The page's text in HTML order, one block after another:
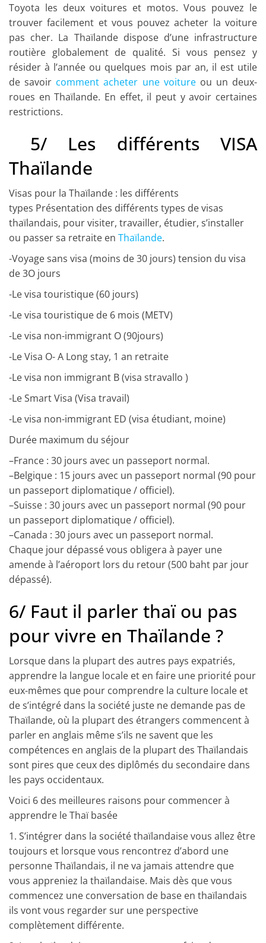
Toyota les deux voitures et motos. Vous pouvez le
trouver facilement et vous pouvez acheter la voiture
pas cher. La Thaïlande dispose d’une infrastructure
routière globalement de qualité. Si vous pensez y
résider à l’année ou quelques mois par an, il est utile
de savoir comment acheter une voitureou un deux-
roues en Thaïlande. En effet, il peut y avoir certaines
restrictions.
5/ Les différents VISA
Thaïlande
Visas pour la Thaïlande : les différents
types Présentation des différents types de visas
thaïlandais, pour visiter, travailler, étudier, s’installer
ou passer sa retraite en Thaïlande.
-Voyage sans visa (moins de 30 jours) tension du visa
de 3O jours
-Le visa touristique (60 jours)
-Le visa touristique de 6 mois (METV)
-Le visa non-immigrant O (90jours)
-Le Visa O- A Long stay, 1 an retraite
-Le visa non immigrant B (visa stravallo )
-Le Smart Visa (Visa travail)
-Le visa non-immigrant ED (visa étudiant, moine)
Durée maximum du séjour
–France : 30 jours avec un passeport normal.
–Belgique : 15 jours avec un passeport normal (90 pour
un passeport diplomatique / officiel).
–Suisse : 30 jours avec un passeport normal (90 pour
un passeport diplomatique / officiel).
–Canada : 30 jours avec un passeport normal.
Chaque jour dépassé vous obligera à payer une
amende à l’aéroport lors du retour (500 baht par jour
dépassé).
6/ Faut il parler thaï ou pas
pour vivre en Thaïlande ?
Lorsque dans la plupart des autres pays expatriés,
apprendre la langue locale et en faire une priorité pour
eux-mêmes que pour comprendre la culture locale et
de s’intégré dans la société juste ne demande pas de
Thaïlande, où la plupart des étrangers commencent à
parler en anglais même s’ils ne savent que les
compétences en anglais de la plupart des Thaïlandais
sont pires que ceux des diplômés du secondaire dans
les pays occidentaux.
Voici 6 des meilleures raisons pour commencer à
apprendre le Thaï basée
1. S’intégrer dans la société thaïlandaisevous allez être
toujours et lorsque vous rencontrez d’abord une
personne Thaïlandais, il ne va jamais attendre que
vous appreniez la thaïlandaise. Mais dès que vous
commencez une conversation de base en thaïlandais
ils vont vous regarder sur une perspective
complètement différente.